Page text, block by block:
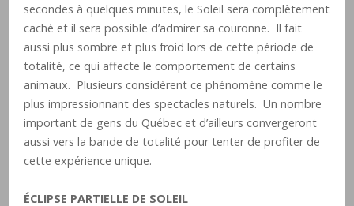
secondes à quelques minutes, le Soleil sera complètement
caché et il sera possible d’admirer sa couronne. Il fait
aussi plus sombre et plus froid lors de cette période de
totalité, ce qui affecte le comportement de certains
animaux. Plusieurs considèrent ce phénomène comme le
plus impressionnant des spectacles naturels. Un nombre
important de gens du Québec et d’ailleurs convergeront
aussi vers la bande de totalité pour tenter de profiter de
cette expérience unique.
ÉCLIPSE PARTIELLE DE SOLEIL